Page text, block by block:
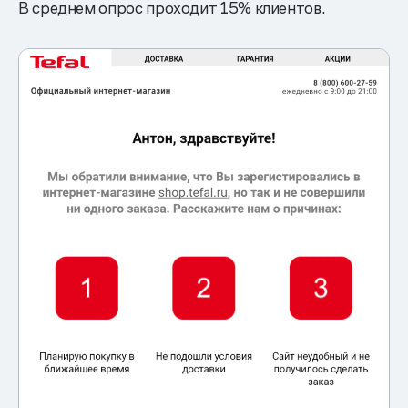
В среднем опрос проходит 15% клиентов.